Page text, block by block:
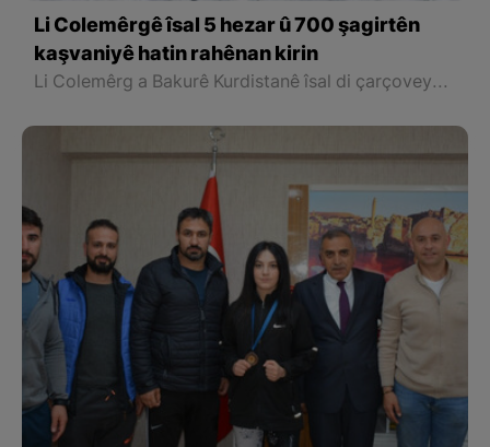
Li Colemêrgê îsal 5 hezar û 700 şagirtên
kaşvaniyê hatin rahênan kirin
Li Colemêrg a Bakurê Kurdistanê îsal di çarçoveya projeya ‘’Pêşeroja bi tendurist, bi werzişê pêkan e’’ de 5 hezar û 700 şagirtan re perwerde û rahênana kaşûn an jî kaşvaniyê hate dayîn.